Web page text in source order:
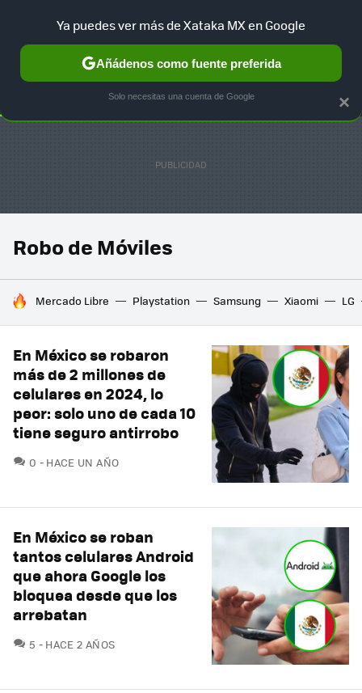
SELECCIÓN GAMING HOME AUTO TERRITORIO
Robo de Móviles
HOY SE HABLA DE
Mercado Libre Playstation Samsung Xiaomi LG
En México se robaron
más de 2 millones de
celulares en 2024, lo
peor: solo uno de cada 10
tiene seguro antirrobo
0 COMENTARIOS
HACE UN AÑO
En México se roban
tantos celulares Android
que ahora Google los
bloquea desde que los
arrebatan
5 COMENTARIOS
HACE 2 AÑOS
×
Ya puedes ver más de Xataka MX en Google
Añádenos como fuente preferida
Solo necesitas una cuenta de Google